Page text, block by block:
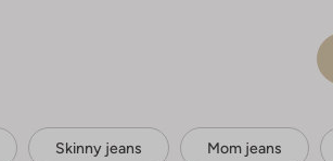
Skinny jeans Mom jeans